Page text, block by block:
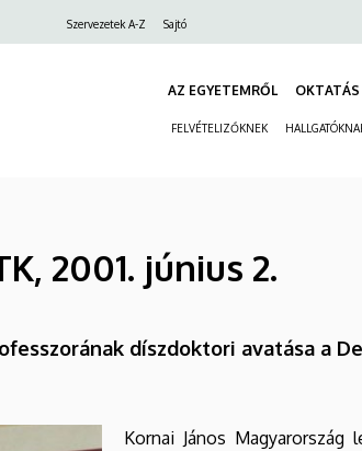
Szervezetek A-Z Sajtó
AZ EGYETEMRŐL OKTATÁS
FELVÉTELIZŐKNEK
2001. június 2.
díszdoktori avatása a
Kornai János Magyarország